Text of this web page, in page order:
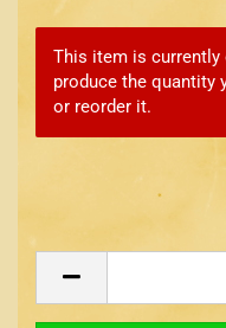
This item is
produce the quantity
or reorder it.